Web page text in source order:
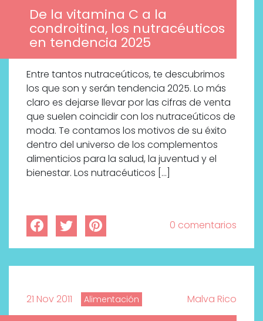
De la vitamina C a la
condroitina, los nutracéuticos
en tendencia 2025
Entre tantos nutraceúticos, te descubrimos
los que son y serán tendencia 2025. Lo más
claro es dejarse llevar por las cifras de venta
que suelen coincidir con los nutraceúticos de
moda. Te contamos los motivos de su éxito
dentro del universo de los complementos
alimenticios para la salud, la juventud y el
bienestar. Los nutracéuticos […]
0 comentarios
21 Nov 2011 Alimentación Malva Rico